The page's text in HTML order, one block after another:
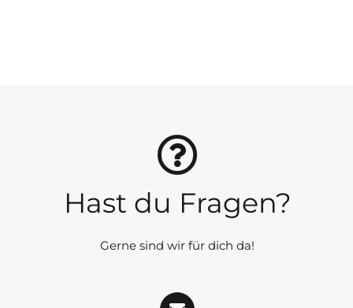
Hast du Fragen?
Gerne sind wir für dich da!